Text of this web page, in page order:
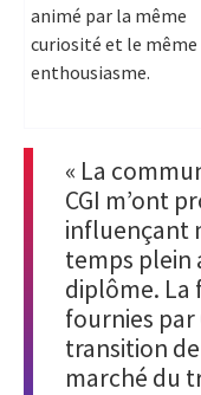
animé par la même
curiosité et le même
enthousiasme.
« La
CGI m’ont
influençant
temps plein
diplôme. La
fournies par
transition
marché du